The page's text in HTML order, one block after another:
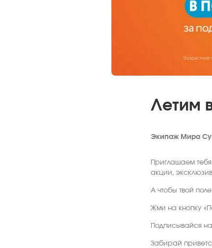
Летим
Экипаж Мира
Приглашаем
акции,
А чтобы твой
Жми на кнопку
Подписывайся
Забирай